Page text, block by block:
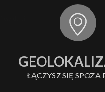
ŁĄCZYSZ SIĘ SPOZA